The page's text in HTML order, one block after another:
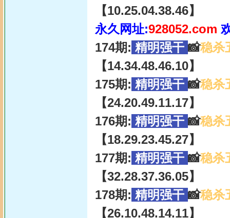
【10.25.04.38.46】
永久网址:928052.com
174期: 精明强干 📸稳杀
【14.34.48.46.10】
175期: 精明强干 📸稳杀
【24.20.49.11.17】
176期: 精明强干 📸稳杀
【18.29.23.45.27】
177期: 精明强干 📸稳杀
【32.28.37.36.05】
178期: 精明强干 📸稳杀
【26.10.48.14.11】